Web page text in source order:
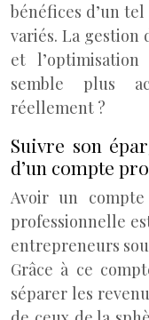
bénéfices d’un
variés. La gestion
et
semble plus
réellement ?
Suivre son
d’un compte
Avoir un
professionnelle
entrepreneurs
Grâce à ce
séparer les